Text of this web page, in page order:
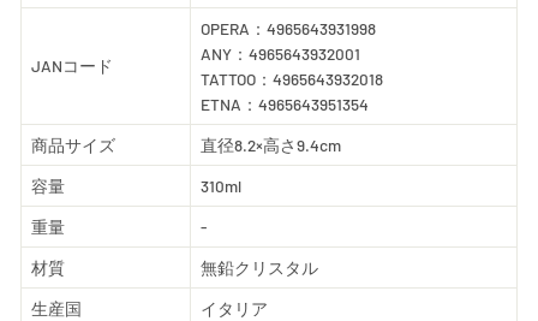
JANコード
OPERA：4965643931998
ANY：4965643932001
TATTOO：4965643932018
ETNA：4965643951354
商品サイズ
直径8.2×高さ9.4cm
容量
310ml
重量
-
材質
無鉛クリスタル
生産国
イタリア